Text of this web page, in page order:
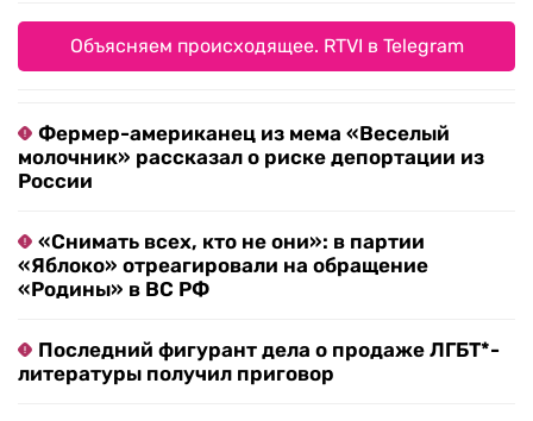
Объясняем происходящее. RTVI в Telegram
Фермер-американец из мема «Веселый
молочник» рассказал о риске депортации из
России
«Снимать всех, кто не они»: в партии
«Яблоко» отреагировали на обращение
«Родины» в ВС РФ
Последний фигурант дела о продаже ЛГБТ*-
литературы получил приговор